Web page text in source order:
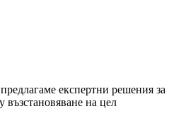
експертни решения за
възстановяване на цел